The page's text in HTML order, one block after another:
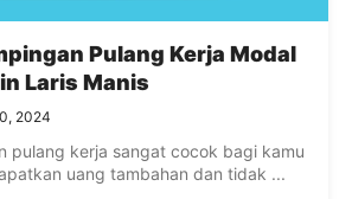
Pulang Kerja Modal
Laris Manis
2024
pulang kerja sangat cocok bagi kamu
uang tambahan dan tidak ...